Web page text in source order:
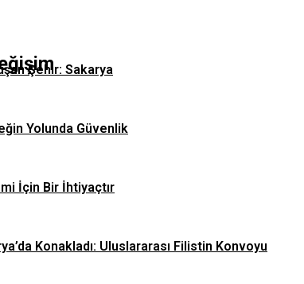
Şehir: Sakarya
Yolunda Güvenlik
İçin Bir İhtiyaçtır
Konakladı: Uluslararası Filistin Konvoyu